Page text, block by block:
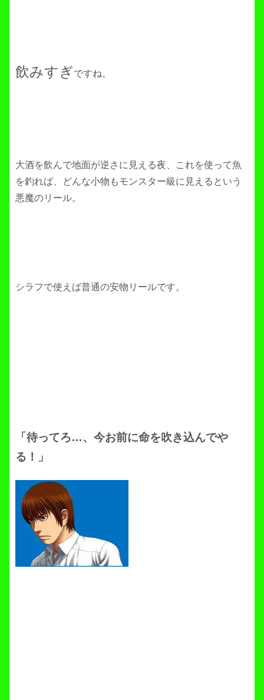
飲みすぎですね。
大酒を飲んで地面が逆さに見える夜、これを使って魚
を釣れば、どんな小物もモンスター級に見えるという
悪魔のリール。
シラフで使えば普通の安物リールです。
「待ってろ…、今お前に命を吹き込んでや
る！」